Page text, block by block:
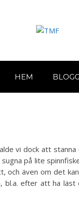
HEM BLOGG
vi dock att
på lite
och även om det
bl.a. efter att ha läst